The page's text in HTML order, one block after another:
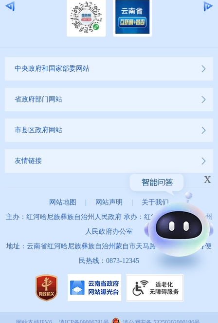
中央政府和国家部委网站
省政府部门网站
市县区政府网站
友情链接
网站地图 | 网站声明 | 关于我们
主办：红河哈尼族彝族自治州人民政府 承办：红河哈尼族彝族自治州
人民政府办公室
地址：云南省红河哈尼族彝族自治州蒙自市天马路67号 政务服务便
民热线：0873-12345
x